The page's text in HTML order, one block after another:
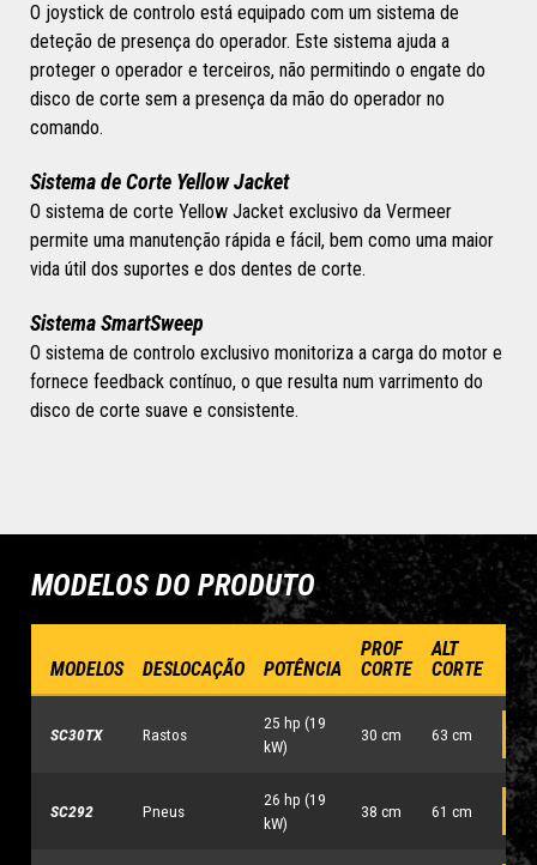
O joystick de controlo está equipado com um sistema de
deteção de presença do operador. Este sistema ajuda a
proteger o operador e terceiros, não permitindo o engate do
disco de corte sem a presença da mão do operador no
comando.
Sistema de Corte Yellow Jacket
O sistema de corte Yellow Jacket exclusivo da Vermeer
permite uma manutenção rápida e fácil, bem como uma maior
vida útil dos suportes e dos dentes de corte.
Sistema SmartSweep
O sistema de controlo exclusivo monitoriza a carga do motor e
fornece feedback contínuo, o que resulta num varrimento do
disco de corte suave e consistente.
MODELOS DO PRODUTO
MODELOS DESLOCAÇÃO POTÊNCIA
PROF
CORTE
ALT
CORTE
SC30TX Rastos
25 hp (19
kW)
30 cm 63 cm
SC292 Pneus
26 hp (19
kW)
38 cm 61 cm